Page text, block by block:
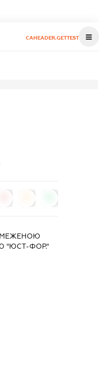
CAHEADER.GETTEST
"ЮСТ-ФОР."